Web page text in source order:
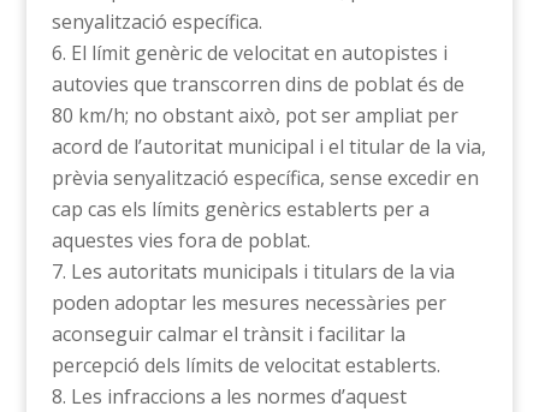
senyalització específica.
El límit genèric de velocitat en autopistes i
autovies que transcorren dins de poblat és de
80 km/h; no obstant això, pot ser ampliat per
acord de l’autoritat municipal i el titular de la via,
prèvia senyalització específica, sense excedir en
cap cas els límits genèrics establerts per a
aquestes vies fora de poblat.
Les autoritats municipals i titulars de la via
poden adoptar les mesures necessàries per
aconseguir calmar el trànsit i facilitar la
percepció dels límits de velocitat establerts.
Les infraccions a les normes d’aquest